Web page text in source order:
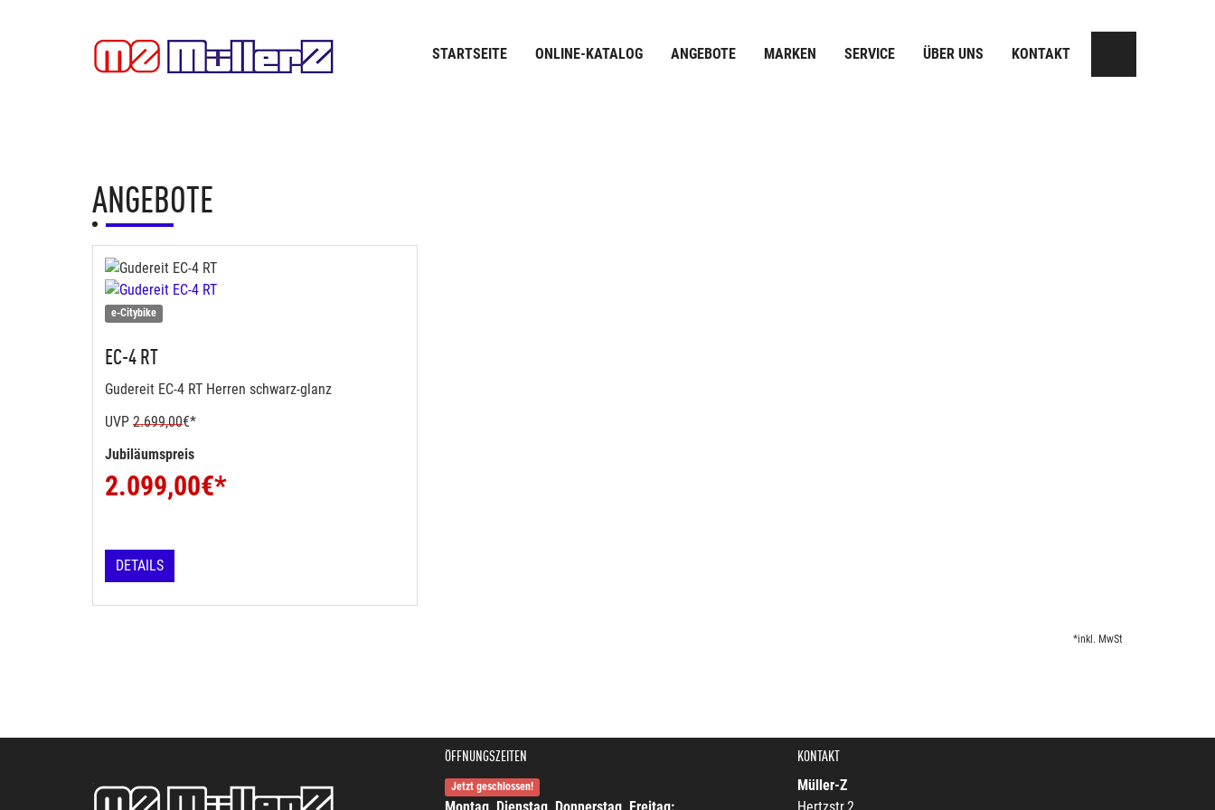
STARTSEITE ONLINE-KATALOG ANGEBOTE MARKEN SERVICE ÜBER UNS KONTAKT
ANGEBOTE
e-Citybike
EC-4 RT
Gudereit EC-4 RT Herren schwarz-glanz
UVP 2.699,00€*
Jubiläumspreis
2.099,00€*
DETAILS
*inkl. MwSt
ÖFFNUNGSZEITEN
Jetzt geschlossen!
KONTAKT
Müller-Z